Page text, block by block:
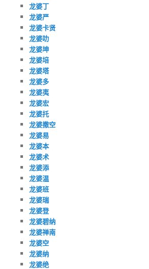
龙婆丁
龙婆严
龙婆卡贤
龙婆叻
龙婆坤
龙婆培
龙婆塔
龙婆多
龙婆夷
龙婆宏
龙婆托
龙婆撒空
龙婆易
龙婆本
龙婆术
龙婆添
龙婆温
龙婆班
龙婆瑞
龙婆登
龙婆碧纳
龙婆禅南
龙婆空
龙婆纳
龙婆绝